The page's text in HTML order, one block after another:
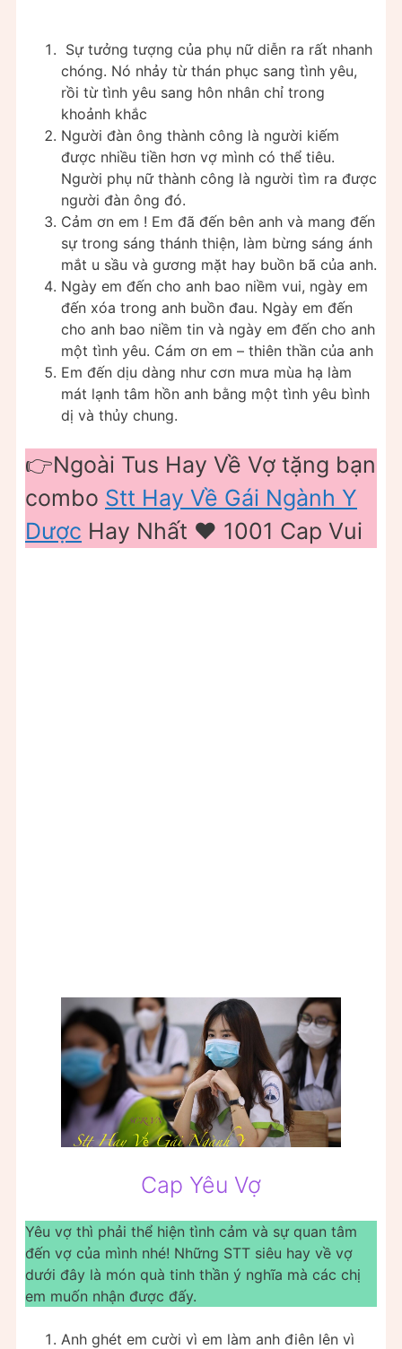
Sự tưởng tượng của phụ nữ diễn ra rất nhanh
chóng. Nó nhảy từ thán phục sang tình yêu,
rồi từ tình yêu sang hôn nhân chỉ trong
khoảnh khắc
Người đàn ông thành công là người kiếm
được nhiều tiền hơn vợ mình có thể tiêu.
Người phụ nữ thành công là người tìm ra được
người đàn ông đó.
Cảm ơn em ! Em đã đến bên anh và mang đến
sự trong sáng thánh thiện, làm bừng sáng ánh
mắt u sầu và gương mặt hay buồn bã của anh.
Ngày em đến cho anh bao niềm vui, ngày em
đến xóa trong anh buồn đau. Ngày em đến
cho anh bao niềm tin và ngày em đến cho anh
một tình yêu. Cám ơn em – thiên thần của anh
Em đến dịu dàng như cơn mưa mùa hạ làm
mát lạnh tâm hồn anh bằng một tình yêu bình
dị và thủy chung.
👉Ngoài Tus Hay Về Vợ tặng bạn
combo Stt Hay Về Gái Ngành Y
Dược Hay Nhất ❤️️ 1001 Cap Vui
Cap Yêu Vợ
Yêu vợ thì phải thể hiện tình cảm và sự quan tâm
đến vợ của mình nhé! Những STT siêu hay về vợ
dưới đây là món quà tinh thần ý nghĩa mà các chị
em muốn nhận được đấy.
Anh ghét em cười vì em làm anh điên lên vì